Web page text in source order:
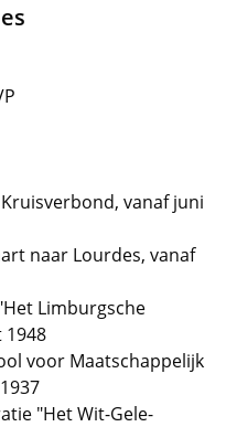
vanaf juni
naar Lourdes, vanaf
Limburgsche
1948
voor Maatschappelijk
"Het Wit-Gele-